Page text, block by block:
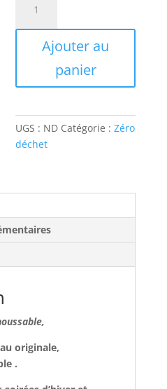
Bouillotte
SècheAjouter au
panier
UGS : ND Catégorie :Zéro
déchet
originale,
.